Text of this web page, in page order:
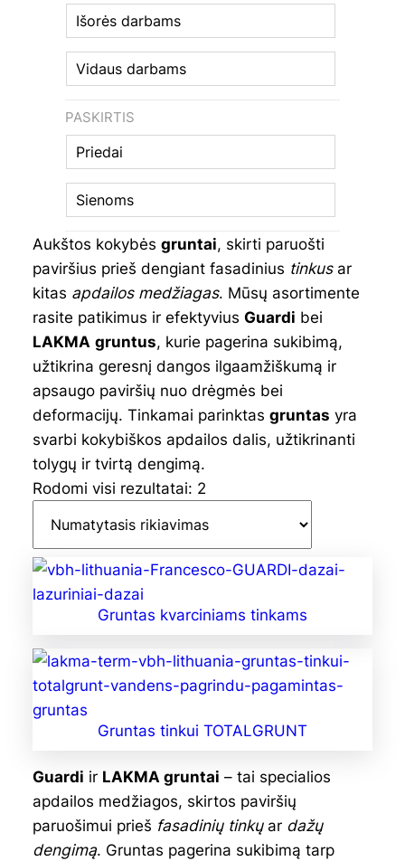
Išorės darbams
Vidaus darbams
PASKIRTIS
Priedai
Sienoms
Aukštos kokybės gruntai, skirti paruošti
paviršius prieš dengiant fasadinius tinkusar
kitas apdailos medžiagas. Mūsų asortimente
rasite patikimus ir efektyvius Guardi bei
LAKMA gruntus, kurie pagerina sukibimą,
užtikrina geresnį dangos ilgaamžiškumą ir
apsaugo paviršių nuo drėgmės bei
deformacijų. Tinkamai parinktas gruntas yra
svarbi kokybiškos apdailos dalis, užtikrinanti
tolygų ir tvirtą dengimą.
Rodomi visi rezultatai: 2
Gruntas kvarciniams tinkams
Gruntas tinkui TOTALGRUNT
Guardi ir LAKMA gruntai – tai specialios
apdailos medžiagos, skirtos paviršių
paruošimui prieš fasadinių tinkųar dažų
dengimą. Gruntas pagerina sukibimą tarp